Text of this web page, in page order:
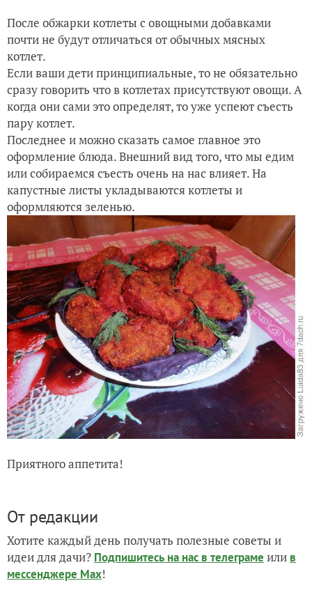
После обжарки котлеты с овощными добавками
почти не будут отличаться от обычных мясных
котлет.
Если ваши дети принципиальные, то не обязательно
сразу говорить что в котлетах присутствуют овощи. А
когда они сами это определят, то уже успеют съесть
пару котлет.
Последнее и можно сказать самое главное это
оформление блюда. Внешний вид того, что мы едим
или собираемся съесть очень на нас влияет. На
капустные листы укладываются котлеты и
оформляются зеленью.
Приятного аппетита!
От редакции
Хотите каждый день получать полезные советы и
идеи для дачи? Подпишитесь на нас в телеграме или в
мессенджере Max!